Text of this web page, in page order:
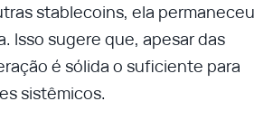
stablecoins, ela permaneceu
Isso sugere que, apesar das
é sólida o suficiente para
sistêmicos.